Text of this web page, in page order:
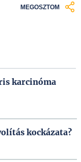
MEGOSZTOM
karcinóma
kockázata?